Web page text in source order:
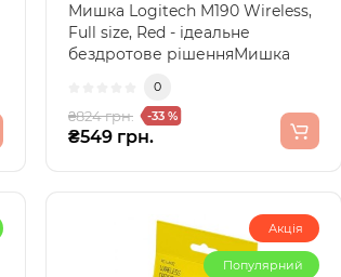
Мишка Logitech M190 Wireless,
Full size, Red - ідеальне
бездротове рішенняМишка
0
₴824 грн. -33 %
₴549 грн.
Акція
Популярний